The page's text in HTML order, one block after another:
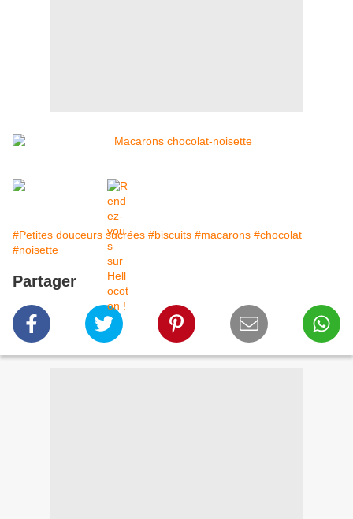
#Petites douceurs sucrées #biscuits #macarons #chocolat
#noisette
Partager